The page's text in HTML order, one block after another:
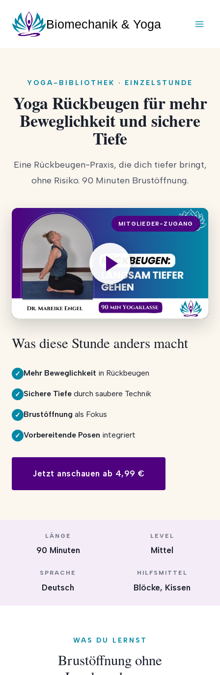
Inhalt
springen
Biomechanik & Yoga
YOGA-BIBLIOTHEK · EINZELSTUNDE
Yoga Rückbeugen für mehr
Beweglichkeit und sichere
Tiefe
Eine Rückbeugen-Praxis, die dich tiefer bringt,
ohne Risiko. 90 Minuten Brustöffnung.
MITGLIEDER-ZUGANG
Was diese Stunde anders macht
✓ Mehr Beweglichkeit in Rückbeugen
✓ Sichere Tiefe durch saubere Technik
✓ Brustöffnung als Fokus
✓ Vorbereitende Posen integriert
Jetzt anschauen ab 4,99 €
LÄNGE
90 Minuten
LEVEL
Mittel
SPRACHE
Deutsch
HILFSMITTEL
Blöcke, Kissen
WAS DU LERNST
Brustöffnung ohne